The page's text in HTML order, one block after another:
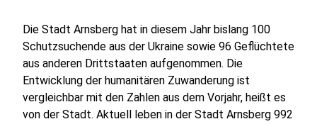
Die Stadt Arnsberg hat in diesem Jahr bislang 100
Schutzsuchende aus der Ukraine sowie 96 Geflüchtete
aus anderen Drittstaaten aufgenommen. Die
Entwicklung der humanitären Zuwanderung ist
vergleichbar mit den Zahlen aus dem Vorjahr, heißt es
von der Stadt. Aktuell leben in der Stadt Arnsberg 992